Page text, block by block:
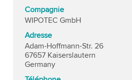
Compagnie
WIPOTEC GmbH
Adresse
Adam-Hoffmann-Str. 26
67657 Kaiserslautern
Germany